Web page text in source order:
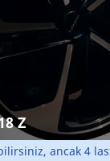
Z
ancak 4